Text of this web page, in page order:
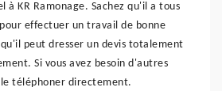
à KR Ramonage. Sachez qu'il a tous
effectuer un travail de bonne
peut dresser un devis totalement
Si vous avez besoin d'autres
téléphoner directement.